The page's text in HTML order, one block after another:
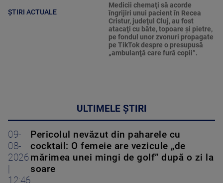
ȘTIRI ACTUALE
Medicii chemaţi să acorde
îngrijiri unui pacient în Recea
Cristur, judeţul Cluj, au fost
atacaţi cu bâte, topoare şi pietre,
pe fondul unor zvonuri propagate
pe TikTok despre o presupusă
„ambulanţă care fură copii”.
ULTIMELE ȘTIRI
09-
08-
2026
12:46
Pericolul nevăzut din paharele cu
cocktail: O femeie are vezicule „de
mărimea unei mingi de golf” după o zi la
soare